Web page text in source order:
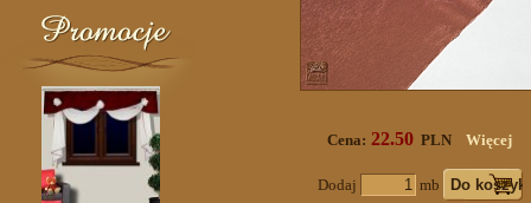
Cena: 22.50 PLN Więcej
Dodaj mb